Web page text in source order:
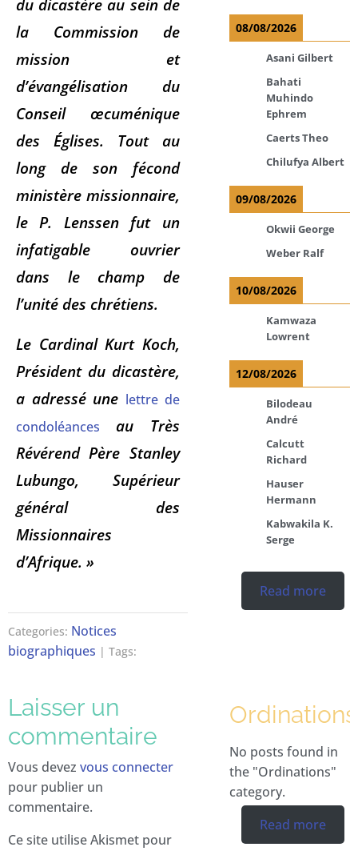
du dicastère au sein de
la Commission de
mission et
d’évangélisation du
Conseil œcuménique
des Églises. Tout au
long de son fécond
ministère missionnaire,
le P. Lenssen fut un
infatigable ouvrier
dans le champ de
l’unité des chrétiens.
Le Cardinal Kurt Koch,
Président du dicastère,
a adressé une lettre de
condoléances
au Très
Révérend Père Stanley
Lubungo, Supérieur
général des
Missionnaires
d’Afrique. »
Categories: Notices
biographiques | Tags:
Laisser un
commentaire
Vous devez vous connecter
pour publier un
commentaire.
Ce site utilise Akismet pour
08/08/2026
Asani Gilbert
Bahati
Muhindo
Ephrem
Caerts Theo
Chilufya Albert
09/08/2026
Okwii George
Weber Ralf
10/08/2026
Kamwaza
Lowrent
12/08/2026
Bilodeau
André
Calcutt
Richard
Hauser
Hermann
Kabwakila K.
Serge
Read more
Ordinations
No posts found in
the "Ordinations"
category.
Read more